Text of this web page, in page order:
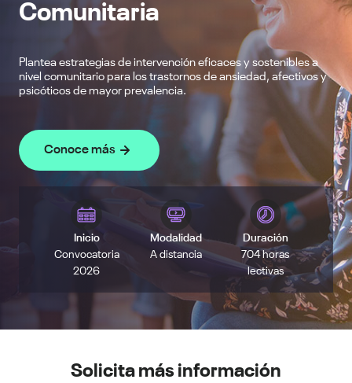
Comunitaria
Plantea estrategias de intervención eficaces y sostenibles a
nivel comunitario para los trastornos de ansiedad, afectivos y
psicóticos de mayor prevalencia.
Conoce más
Inicio
Convocatoria
2026
Modalidad
A distancia
Duración
704 horas
lectivas
Solicita más información